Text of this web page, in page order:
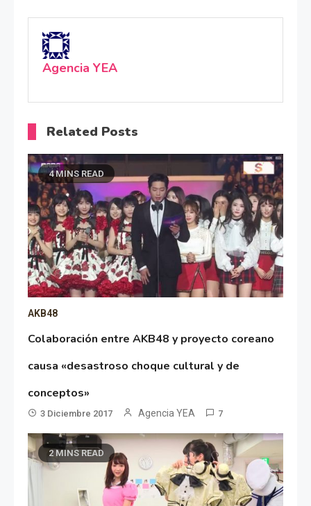
Agencia YEA
Related Posts
4 MINS READ
AKB48
Colaboración entre AKB48 y proyecto coreano
causa «desastroso choque cultural y de
conceptos»
3 Diciembre 2017 Agencia YEA 7
2 MINS READ